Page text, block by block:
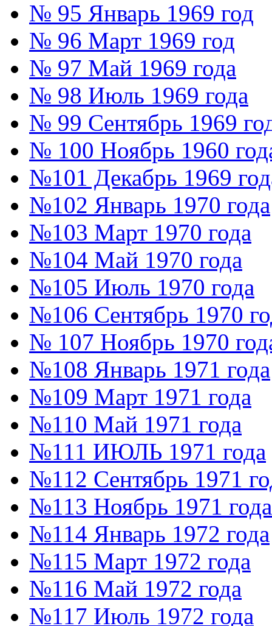
№ 95 Январь 1969 год
№ 96 Март 1969 год
№ 97 Май 1969 года
№ 98 Июль 1969 года
№ 99 Сентябрь 1969
№ 100 Ноябрь 1960
№101 Декабрь 1969
№102 Январь 1970 года
№103 Март 1970 года
№104 Май 1970 года
№105 Июль 1970 года
№106 Сентябрь 1970
№ 107 Ноябрь 1970
№108 Январь 1971 года
№109 Март 1971 года
№110 Май 1971 года
№111 ИЮЛЬ 1971 года
№112 Сентябрь 1971
№113 Ноябрь 1971 года
№114 Январь 1972 года
№115 Март 1972 года
№116 Май 1972 года
№117 Июль 1972 года